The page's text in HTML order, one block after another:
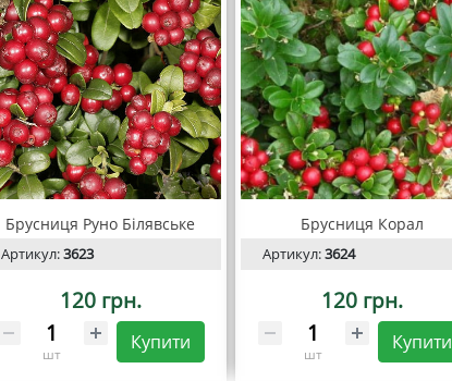
Брусниця Руно Білявське
Артикул:3623
120 грн.
шт
Купити
Брусниця Корал
Артикул:3624
120 грн.
шт
Купити